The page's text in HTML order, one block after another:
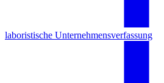
laboristische Unternehmensverfassung